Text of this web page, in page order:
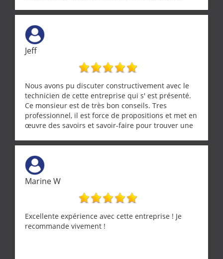
Jeff
Nous avons pu discuter constructivement avec le
technicien de cette entreprise qui s' est présenté.
Ce monsieur est de très bon conseils. Tres
professionnel, il est force de propositions et met en
œuvre des savoirs et savoir-faire pour trouver une
demande de l écoute et de la considération, ce qui
ne se trouve que chez les pationnés de leur métier.
Merci a ce monsieur pour sa disponibilité
Marine W
Excellente expérience avec cette entreprise ! Je
recommande vivement !